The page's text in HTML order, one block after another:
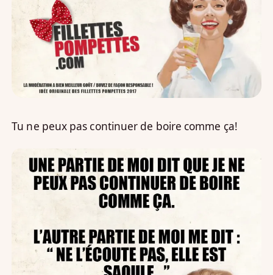
Tu ne peux pas continuer de boire comme ça!